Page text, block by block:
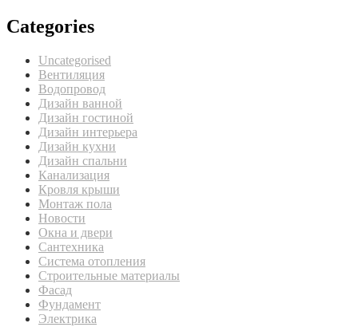
Categories
Uncategorised
Вентиляция
Водопровод
Дизайн ванной
Дизайн гостиной
Дизайн интерьера
Дизайн кухни
Дизайн спальни
Канализация
Кровля крыши
Монтаж пола
Новости
Окна и двери
Сантехника
Система отопления
Строительные материалы
Фасад
Фундамент
Электрика